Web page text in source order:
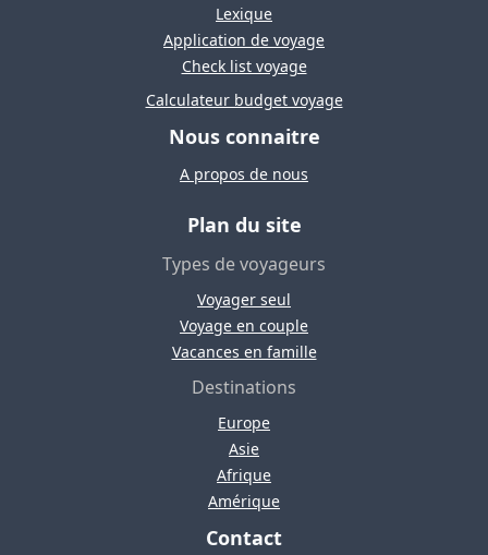
Lexique
Application de voyage
Check list voyage
Calculateur budget voyage
Nous connaitre
A propos de nous
Plan du site
Types de voyageurs
Voyager seul
Voyage en couple
Vacances en famille
Destinations
Europe
Asie
Afrique
Amérique
Contact